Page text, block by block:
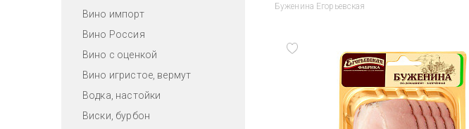
Вино импорт
Вино Россия
Вино с оценкой
Вино игристое, вермут
Водка, настойки
Виски, бурбон
Буженина Егорьевская